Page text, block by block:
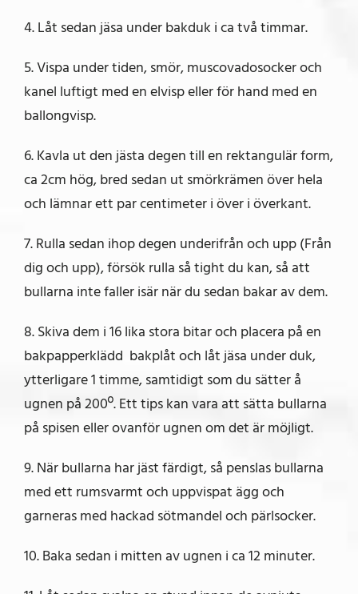
4. Låt sedan jäsa under bakduk i ca två timmar.
5. Vispa under tiden, smör, muscovadosocker och
kanel luftigt med en elvisp eller för hand med en
ballongvisp.
6. Kavla ut den jästa degen till en rektangulär form,
ca 2cm hög, bred sedan ut smörkrämen över hela
och lämnar ett par centimeter i över i överkant.
7. Rulla sedan ihop degen underifrån och upp (Från
dig och upp), försök rulla så tight du kan, så att
bullarna inte faller isär när du sedan bakar av dem.
8. Skiva dem i 16 lika stora bitar och placera på en
bakpapperklädd bakplåt och låt jäsa under duk,
ytterligare 1 timme, samtidigt som du sätter å
ugnen på 200º. Ett tips kan vara att sätta bullarna
på spisen eller ovanför ugnen om det är möjligt.
9. När bullarna har jäst färdigt, så penslas bullarna
med ett rumsvarmt och uppvispat ägg och
garneras med hackad sötmandel och pärlsocker.
10. Baka sedan i mitten av ugnen i ca 12 minuter.